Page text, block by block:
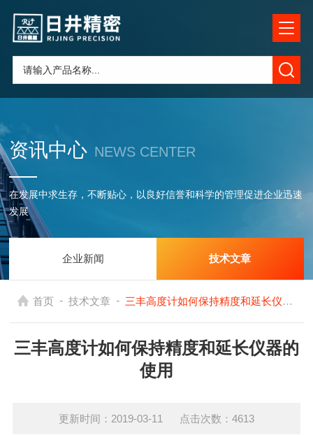
资讯中心 NEWS CENTER
在发展中求生存，不断贴心，以良好信誉和科学的管理促进企业迅速
发展
企业新闻 技术文章
首页 - 技术文章 - 三丰高度计如何保持精度和延长仪器的使用
三丰高度计如何保持精度和延长仪器的
使用
更新时间：2019-03-11 点击次数：4613